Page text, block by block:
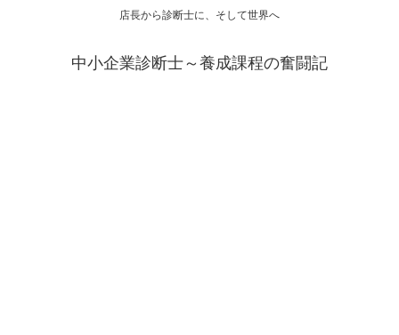
店長から診断士に、そして世界へ
中小企業診断士～養成課程の奮闘記